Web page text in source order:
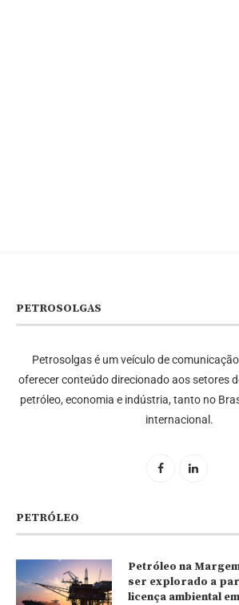
PETROSOLGAS
Petrosolgas é um veículo de
oferecer conteúdo direcionado aos setores
petróleo, economia e indústria, tanto no
internacional.
PETRÓLEO
Petróleo na
ser explorado a
licença ambiental